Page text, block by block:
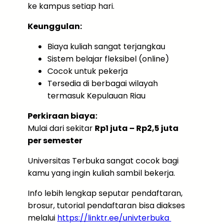
ke kampus setiap hari.
Keunggulan:
Biaya kuliah sangat terjangkau
Sistem belajar fleksibel (online)
Cocok untuk pekerja
Tersedia di berbagai wilayah
termasuk Kepulauan Riau
Perkiraan biaya:
Mulai dari sekitar Rp1 juta – Rp2,5 juta
per semester
Universitas Terbuka sangat cocok bagi
kamu yang ingin kuliah sambil bekerja.
Info lebih lengkap seputar pendaftaran,
brosur, tutorial pendaftaran bisa diakses
melalui https://linktr.ee/univterbuka